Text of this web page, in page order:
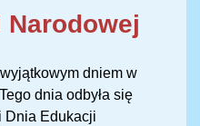
Narodowej
dniem w
dnia odbyła się
Dnia Edukacji